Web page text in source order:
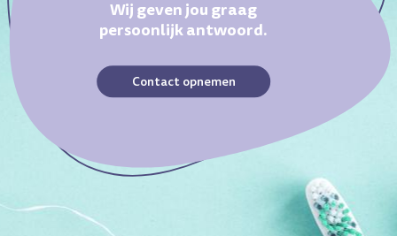
Wij geven jou graag
persoonlijk antwoord.
Contact opnemen